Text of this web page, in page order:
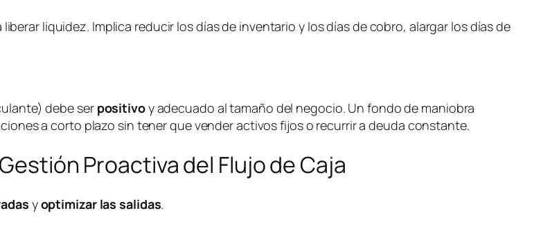
liquidez. Implica reducir los días de inventario y los días de cobro, alargar los días de
debe ser positivoy adecuado al tamaño del negocio. Un fondo de maniobra
a corto plazo sin tener que vender activos fijos o recurrir a deuda constante.
Proactiva del Flujo de Caja
yoptimizar las salidas.